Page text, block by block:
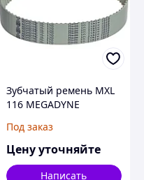
Зубчатый ремень MXL
116 MEGADYNE
Под заказ
Цену уточняйте
Написать